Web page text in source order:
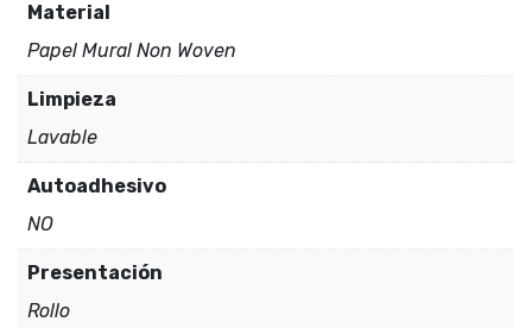
Material
Papel Mural Non Woven
Limpieza
Lavable
Autoadhesivo
NO
Presentación
Rollo